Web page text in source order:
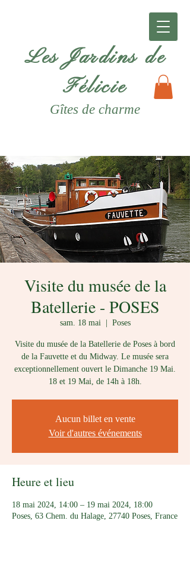
Les Jardins de
Félicie
Gîtes de charme
Visite du musée de la
Batellerie - POSES
sam. 18 mai
  |
Poses
Visite du musée de la Batellerie de Poses à bord
de la Fauvette et du Midway. Le musée sera
exceptionnellement ouvert le Dimanche 19 Mai.
18 et 19 Mai, de 14h à 18h.
Aucun billet en vente
Voir d'autres événements
Heure et lieu
18 mai 2024, 14:00 – 19 mai 2024, 18:00
Poses, 63 Chem. du Halage, 27740 Poses, France